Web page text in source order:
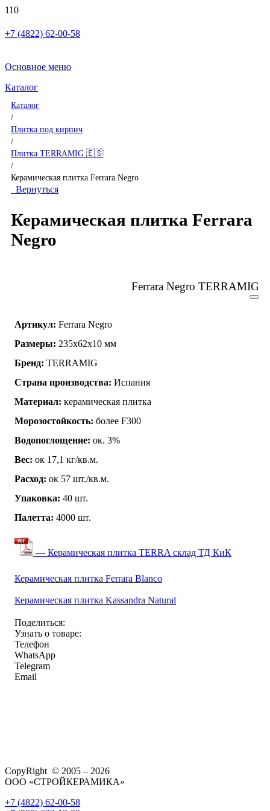
+7 (4822) 62-00-58
Основное меню
Каталог
Каталог
/
Плитка под кирпич
/
Плитка TERRAMIG 🇪🇸
/
Керамическая плитка Ferrara Negro
Вернуться
Керамическая плитка Ferrara
Negro
Ferrara Negro TERRAMIG
Артикул: Ferrara Negro
Размеры: 235x62x10 мм
Бренд: TERRAMIG
Страна производства: Испания
Материал: керамическая плитка
Морозостойкость: более F300
Водопоглощение: ок. 3%
Вес: ок 17,1 кг/кв.м.
Расход: ок 57 шт./кв.м.
Упаковка: 40 шт.
Палетта: 4000 шт.
— Керамическая плитка TERRA склад ТД КиК
Керамическая плитка Ferrara Blanco
Керамическая плитка Kassandra Natural
Поделиться:
Узнать о товаре:
Телефон
WhatsApp
Telegram
Email
CopyRight © 2005 – 2026
ООО «СТРОЙКЕРАМИКА»
+7 (4822) 62-00-58